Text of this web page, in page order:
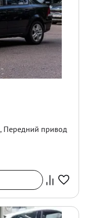
, Передний привод